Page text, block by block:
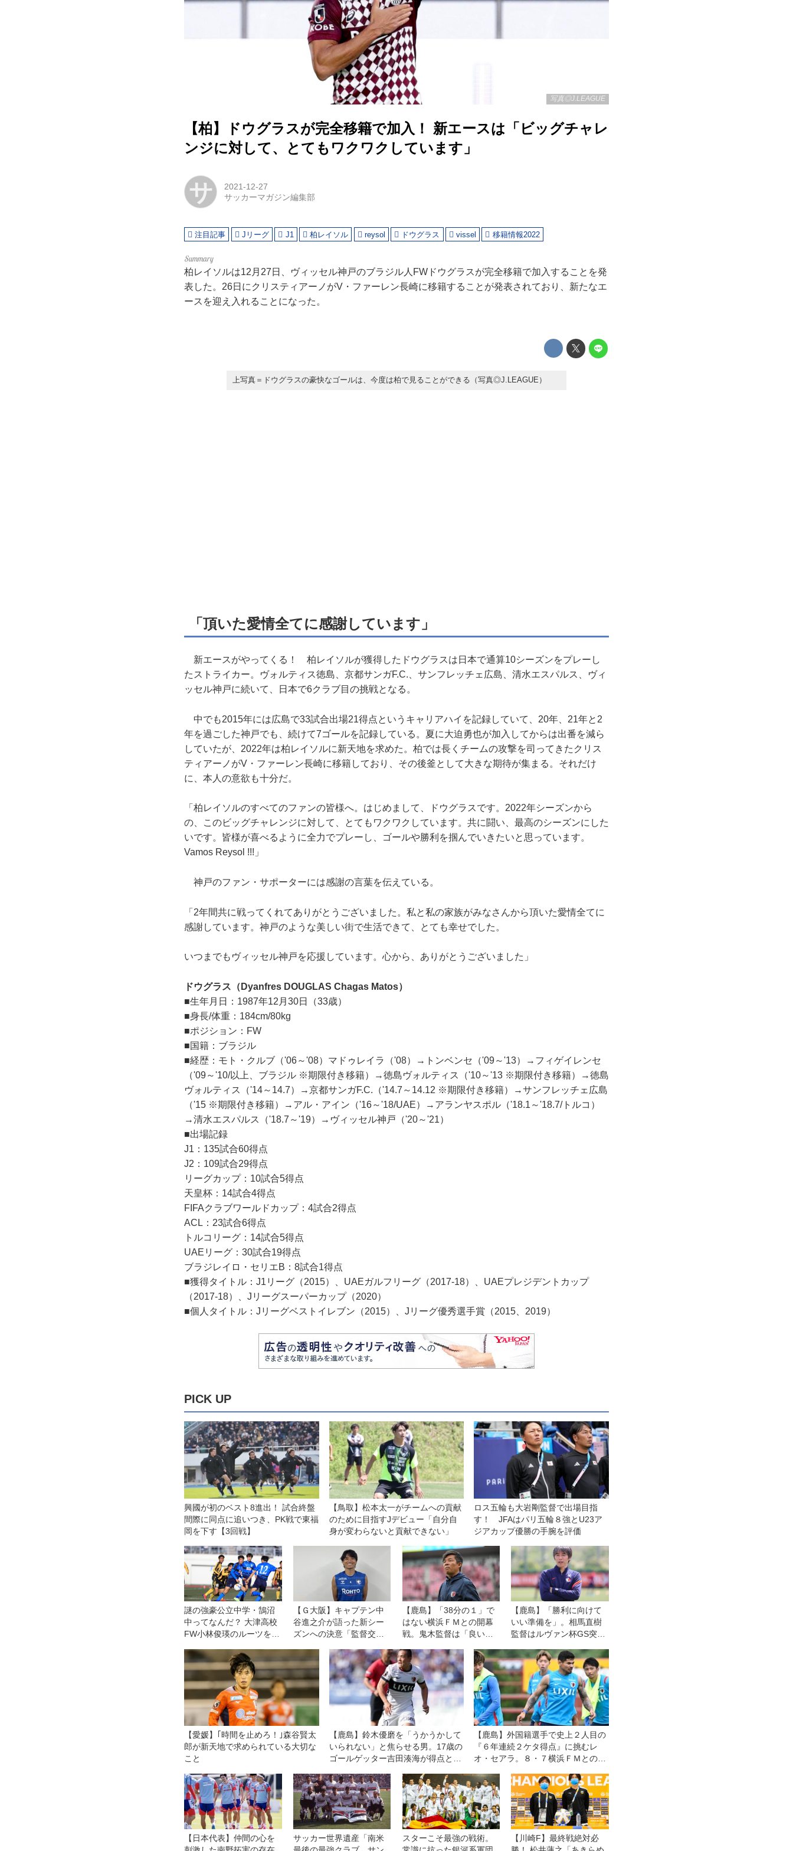
写真◎J.LEAGUE
【柏】ドウグラスが完全移籍で加入！ 新エースは「ビッグチャレ
ンジに対して、とてもワクワクしています」
サ
2021-12-27
サッカーマガジン編集部
注目記事 Jリーグ J1 柏レイソル reysol ドウグラス vissel 移籍情報2022
柏レイソルは12月27日、ヴィッセル神戸のブラジル人FWドウグラスが完全移籍で加入することを発
表した。26日にクリスティアーノがV・ファーレン長崎に移籍することが発表されており、新たなエ
ースを迎え入れることになった。
上写真＝ドウグラスの豪快なゴールは、今度は柏で見ることができる（写真◎J.LEAGUE）
「頂いた愛情全てに感謝しています」
新エースがやってくる！ 柏レイソルが獲得したドウグラスは日本で通算10シーズンをプレーし
たストライカー。ヴォルティス徳島、京都サンガF.C.、サンフレッチェ広島、清水エスパルス、ヴィ
ッセル神戸に続いて、日本で6クラブ目の挑戦となる。
中でも2015年には広島で33試合出場21得点というキャリアハイを記録していて、20年、21年と2
年を過ごした神戸でも、続けて7ゴールを記録している。夏に大迫勇也が加入してからは出番を減ら
していたが、2022年は柏レイソルに新天地を求めた。柏では長くチームの攻撃を司ってきたクリス
ティアーノがV・ファーレン長崎に移籍しており、その後釜として大きな期待が集まる。それだけ
に、本人の意欲も十分だ。
「柏レイソルのすべてのファンの皆様へ。はじめまして、ドウグラスです。2022年シーズンから
の、このビッグチャレンジに対して、とてもワクワクしています。共に闘い、最高のシーズンにした
いです。皆様が喜べるように全力でプレーし、ゴールや勝利を掴んでいきたいと思っています。
Vamos Reysol !!!」
神戸のファン・サポーターには感謝の言葉を伝えている。
「2年間共に戦ってくれてありがとうございました。私と私の家族がみなさんから頂いた愛情全てに
感謝しています。神戸のような美しい街で生活できて、とても幸せでした。
いつまでもヴィッセル神戸を応援しています。心から、ありがとうございました」
ドウグラス（Dyanfres DOUGLAS Chagas Matos）
■生年月日：1987年12月30日（33歳）
■身長/体重：184cm/80kg
■ポジション：FW
■国籍：ブラジル
■経歴：モト・クルブ（'06～'08）マドゥレイラ（'08）→トンベンセ（'09～'13）→フィゲイレンセ
（'09～'10/以上、ブラジル ※期限付き移籍）→徳島ヴォルティス（'10～'13 ※期限付き移籍）→徳島
ヴォルティス（'14～14.7）→京都サンガF.C.（'14.7～14.12 ※期限付き移籍）→サンフレッチェ広島
（'15 ※期限付き移籍）→アル・アイン（'16～'18/UAE）→アランヤスポル（'18.1～'18.7/トルコ）
→清水エスパルス（'18.7～'19）→ヴィッセル神戸（'20～'21）
■出場記録
J1：135試合60得点
J2：109試合29得点
リーグカップ：10試合5得点
天皇杯：14試合4得点
FIFAクラブワールドカップ：4試合2得点
ACL：23試合6得点
トルコリーグ：14試合5得点
UAEリーグ：30試合19得点
ブラジレイロ・セリエB：8試合1得点
■獲得タイトル：J1リーグ（2015）、UAEガルフリーグ（2017-18）、UAEプレジデントカップ
（2017-18）、Jリーグスーパーカップ（2020）
■個人タイトル：Jリーグベストイレブン（2015）、Jリーグ優秀選手賞（2015、2019）
PICK UP
興國が初のベスト8進出！ 試合終盤
間際に同点に追いつき、PK戦で東福
岡を下す【3回戦】
【鳥取】松本太一がチームへの貢献
のために目指すJデビュー「自分自
身が変わらないと貢献できない」
ロス五輪も大岩剛監督で出場目指
す！ JFAはパリ五輪８強とU23ア
ジアカップ優勝の手腕を評価
謎の強豪公立中学・鵠沼
中ってなんだ？ 大津高校
FW小林俊瑛のルーツを辿
【Ｇ大阪】キャプテン中
谷進之介が語った新シー
ズンへの決意「監督交代
果が出せなければ、ツケ
は全部、自分たちに回っ
てくる」
【鹿島】「38分の１」で
はない横浜ＦＭとの開幕
戦。鬼木監督は「良いも
のつもりで戦う」
【鹿島】「勝利に向けて
いい準備を」。相馬直樹
監督はルヴァン杯GS突破
【愛媛】｢時間を止めろ！｣森谷賢太
郎が新天地で求められている大切な
こと
【鹿島】鈴木優磨を「うかうかして
いられない」と焦らせる男。17歳の
ゴールゲッター吉田湊海が得点とと
備ができる人になりたい」
【鹿島】外国籍選手で史上２人目の
『６年連続２ケタ得点』に挑むレ
オ・セアラ。８・７横浜ＦＭとの開
示す機会」と意気込む
【日本代表】仲間の心を
サッカー世界遺産「南米
スターこそ最強の戦術。
【川崎F】最終戦絶対必